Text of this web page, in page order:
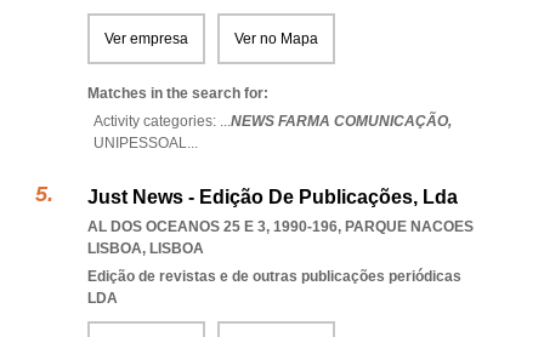
Ver empresa Ver no Mapa
Matches in the search for:
Activity categories: ...NEWS FARMA COMUNICAÇÃO,
UNIPESSOAL...
Just News - Edição De Publicações, Lda
AL DOS OCEANOS 25 E 3, 1990-196, PARQUE NACOES
LISBOA, LISBOA
Edição de revistas e de outras publicações periódicas
LDA